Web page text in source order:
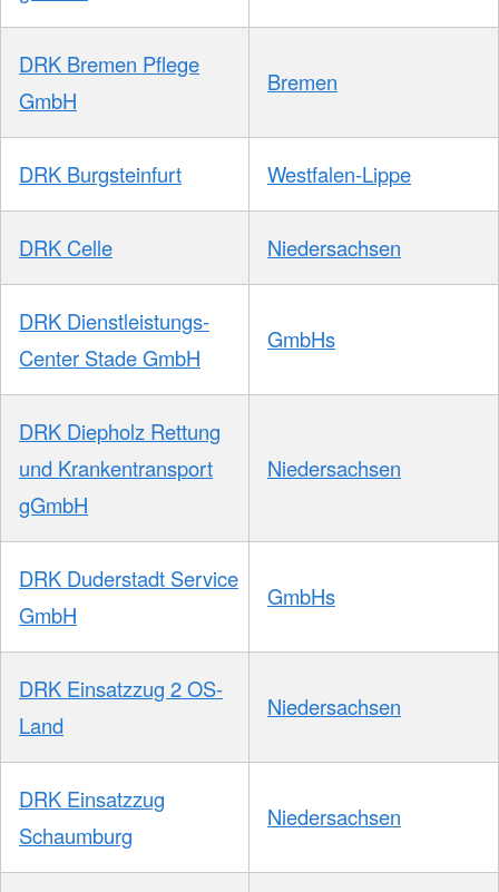
DRK Bremen Pflege
GmbH
Bremen
DRK Burgsteinfurt Westfalen-Lippe
DRK Celle Niedersachsen
DRK Dienstleistungs-
Center Stade GmbH
GmbHs
DRK Diepholz Rettung
und Krankentransport
gGmbH
Niedersachsen
DRK Duderstadt Service
GmbH
GmbHs
DRK Einsatzzug 2 OS-
Land
Niedersachsen
DRK Einsatzzug
Schaumburg
Niedersachsen